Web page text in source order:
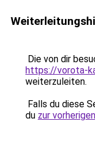
Die von dir
https://vorota-
weiterzuleiten.
Falls du diese
du zur